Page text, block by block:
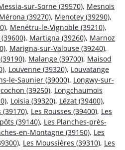
sur-Sorne (39570), Mesnois
Mérona (39270), Menotey (39290),
, Menétru-le-Vignoble (39210),
, Martigna (39260), Marnoz
, Marigna-sur-Valouse (39240),
, Malange (39700), Maisod
, Louvenne (39320), Louvatange
le-Saunier (39000), Longwy-sur-
(39250), Longchaumois
, Loisia (39320), Lézat (39400),
(39170), Les Rousses (39400), Les
(39140), Les Planches-près-
en-Montagne (39150), Les
, Les Moussières (39310), Les